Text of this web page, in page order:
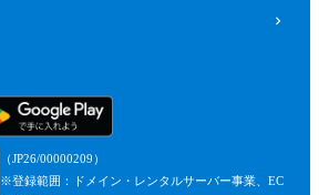
（JP26/00000209）
※登録範囲：ドメイン・レンタルサーバー事業、EC